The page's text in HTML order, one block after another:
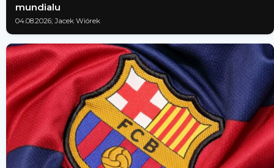
mundialu
04.08.2026; Jacek Wiórek